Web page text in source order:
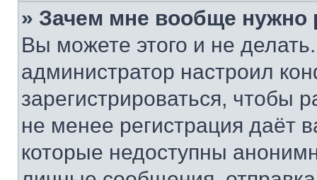
» Зачем мне вообще нужно
Вы можете этого и не
администратор настроил
зарегистрироваться, чтобы
не менее регистрация даёт
которые недоступны